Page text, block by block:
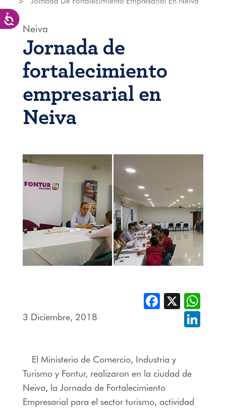
Accesibilidad
Neiva
Jornada de
fortalecimiento
empresarial en
Neiva
3 Diciembre, 2018
Facebook
X
El Ministerio de Comercio, Industria y
Turismo y Fontur, realizaron en la ciudad de
Neiva, la Jornada de Fortalecimiento
Empresarial para el sector turismo, actividad